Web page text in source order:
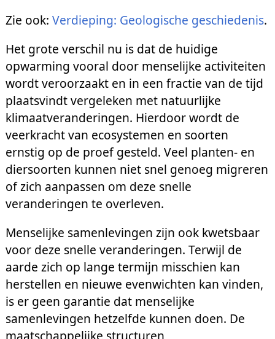
Zie ook: Verdieping: Geologische geschiedenis.
Het grote verschil nu is dat de huidige
opwarming vooral door menselijke activiteiten
wordt veroorzaakt en in een fractie van de tijd
plaatsvindt vergeleken met natuurlijke
klimaatveranderingen. Hierdoor wordt de
veerkracht van ecosystemen en soorten
ernstig op de proef gesteld. Veel planten- en
diersoorten kunnen niet snel genoeg migreren
of zich aanpassen om deze snelle
veranderingen te overleven.
Menselijke samenlevingen zijn ook kwetsbaar
voor deze snelle veranderingen. Terwijl de
aarde zich op lange termijn misschien kan
herstellen en nieuwe evenwichten kan vinden,
is er geen garantie dat menselijke
samenlevingen hetzelfde kunnen doen. De